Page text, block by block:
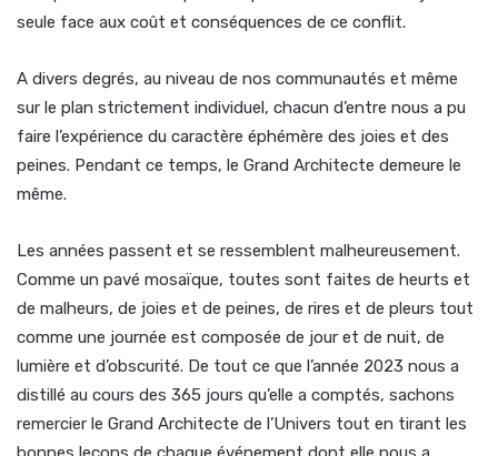
seule face aux coût et conséquences de ce conflit.
A divers degrés, au niveau de nos communautés et même
sur le plan strictement individuel, chacun d’entre nous a pu
faire l’expérience du caractère éphémère des joies et des
peines. Pendant ce temps, le Grand Architecte demeure le
même.
Les années passent et se ressemblent malheureusement.
Comme un pavé mosaïque, toutes sont faites de heurts et
de malheurs, de joies et de peines, de rires et de pleurs tout
comme une journée est composée de jour et de nuit, de
lumière et d’obscurité. De tout ce que l’année 2023 nous a
distillé au cours des 365 jours qu’elle a comptés, sachons
remercier le Grand Architecte de l’Univers tout en tirant les